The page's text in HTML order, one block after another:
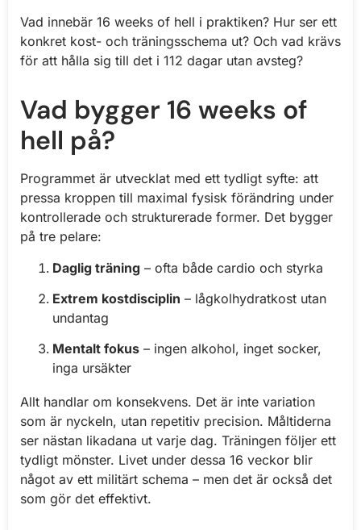
Vad innebär 16 weeks of hell i praktiken? Hur ser ett
konkret kost- och träningsschema ut? Och vad krävs
för att hålla sig till det i 112 dagar utan avsteg?
Vad bygger 16 weeks of
hell på?
Programmet är utvecklat med ett tydligt syfte: att
pressa kroppen till maximal fysisk förändring under
kontrollerade och strukturerade former. Det bygger
på tre pelare:
Daglig träning – ofta både cardio och styrka
Extrem kostdisciplin – lågkolhydratkost utan
undantag
Mentalt fokus – ingen alkohol, inget socker,
inga ursäkter
Allt handlar om konsekvens. Det är inte variation
som är nyckeln, utan repetitiv precision. Måltiderna
ser nästan likadana ut varje dag. Träningen följer ett
tydligt mönster. Livet under dessa 16 veckor blir
något av ett militärt schema – men det är också det
som gör det effektivt.